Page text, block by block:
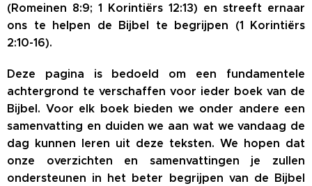
(Romeinen 8:9; 1 Korintiërs 12:13) en streeft ernaar
ons te helpen de Bijbel te begrijpen (1 Korintiërs
2:10-16).
Deze pagina is bedoeld om een fundamentele
achtergrond te verschaffen voor ieder boek van de
Bijbel. Voor elk boek bieden we onder andere een
samenvatting en duiden we aan wat we vandaag de
dag kunnen leren uit deze teksten. We hopen dat
onze overzichten en samenvattingen je zullen
ondersteunen in het beter begrijpen van de Bijbel